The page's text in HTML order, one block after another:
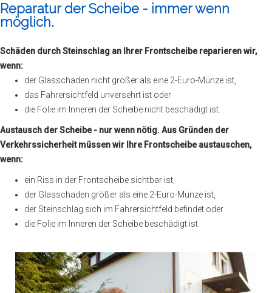
Reparatur der Scheibe - immer wenn
möglich.
Schäden durch Steinschlag an Ihrer Frontscheibe reparieren wir,
wenn:
der Glasschaden nicht größer als eine 2-Euro-Münze ist,
das Fahrersichtfeld unversehrt ist oder
die Folie im Inneren der Scheibe nicht beschädigt ist.
Austausch der Scheibe - nur wenn nötig. Aus Gründen der
Verkehrssicherheit müssen wir Ihre Frontscheibe austauschen,
wenn:
ein Riss in der Frontscheibe sichtbar ist,
der Glasschaden größer als eine 2-Euro-Münze ist,
der Steinschlag sich im Fahrersichtfeld befindet oder
die Folie im Inneren der Scheibe beschädigt ist.